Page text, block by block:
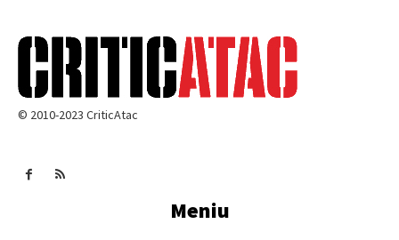
© 2010-2023 CriticAtac
Meniu